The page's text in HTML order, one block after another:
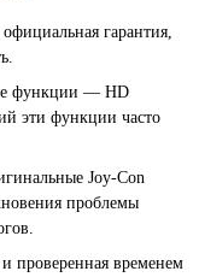
официальная гарантия,
функции — HD
эти функции часто
Joy-Con
проблемы
проверенная временем